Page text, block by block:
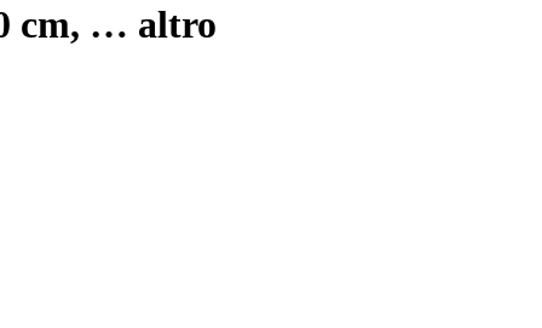
cm, … altro